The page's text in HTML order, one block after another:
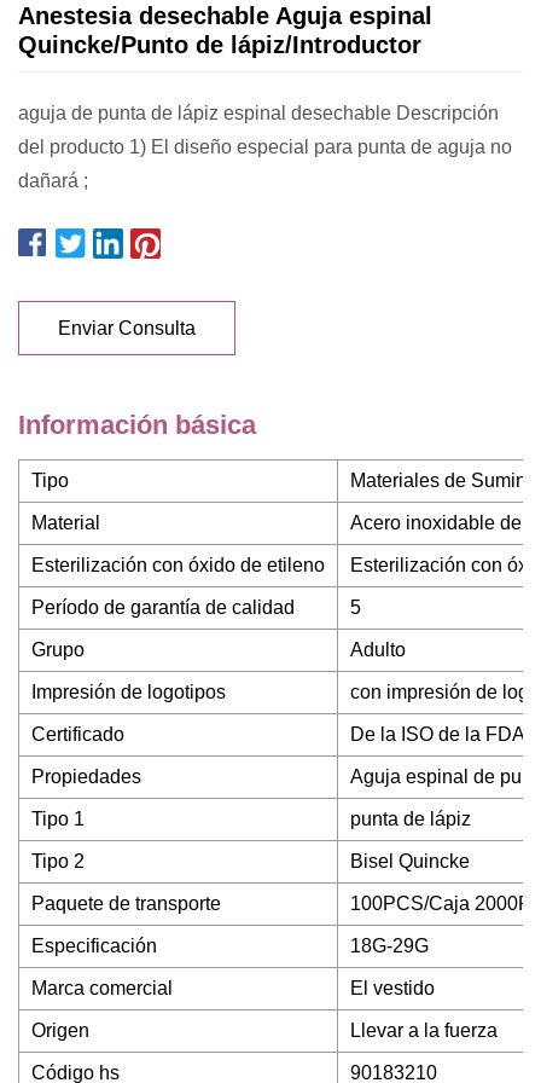
Anestesia desechable Aguja espinal
Quincke/Punto de lápiz/Introductor
aguja de punta de lápiz espinal desechable Descripción
del producto 1) El diseño especial para punta de aguja no
dañará ;
Enviar Consulta
Información básica
Tipo Materiales de
Material Acero inoxidable de
Esterilización con óxido de etileno Esterilización con
Período de garantía de calidad 5
Grupo Adulto
Impresión de logotipos con impresión de
Certificado De la ISO de la FDA
Propiedades Aguja espinal de
Tipo 1 punta de lápiz
Tipo 2 Bisel Quincke
Paquete de transporte 100PCS/Caja
Especificación 18G-29G
Marca comercial El vestido
Origen Llevar a la fuerza
Código hs 90183210